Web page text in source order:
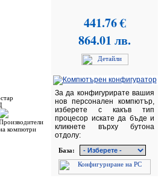
441.76 €
864.01 лв.
За да конфигурирате вашия
нов персонален компютър,
изберете с какъв тип
процесор искате да бъде и
кликнете върху бутона
отдолу:
База: